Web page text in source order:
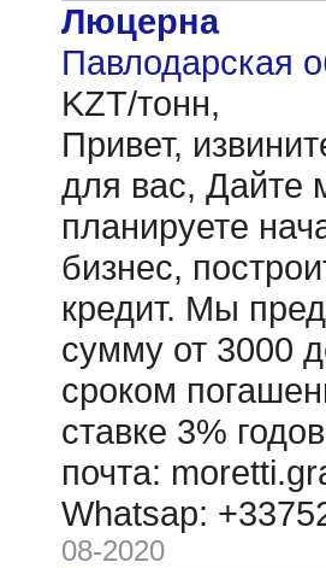
Люцерна
Павлодарская
KZT/тонн,
Привет,
для вас, Дайте
планируете
бизнес,
кредит. Мы
сумму от 3000
сроком
ставке 3%
почта:
Whatsap:
08-2020